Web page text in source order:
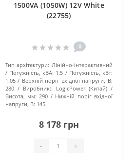
1500VA (1050W) 12V White
(22755)
0
Тип архітектури: Лінійно-інтерактивний
Потужність, кВА: 1.5
Потужність, кВт:
1.05
Верхній поріг вхідної напруги, В:
280
Виробник:: LogicPower (Китай)
Висота, мм: 290
Нижній поріг вхідної
напруги, В: 145
8 178 грн
- +